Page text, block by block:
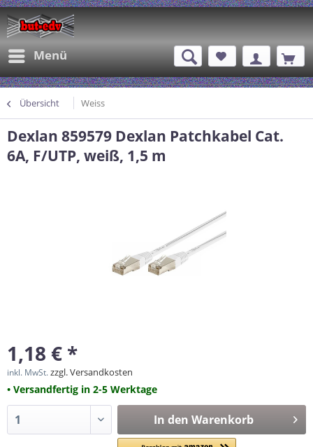
Menü
Übersicht Weiss
Dexlan 859579 Dexlan Patchkabel Cat.
6A, F/UTP, weiß, 1,5 m
1,18 € *
inkl. MwSt.zzgl. Versandkosten
• Versandfertig in 2-5 Werktage
In den Warenkorb